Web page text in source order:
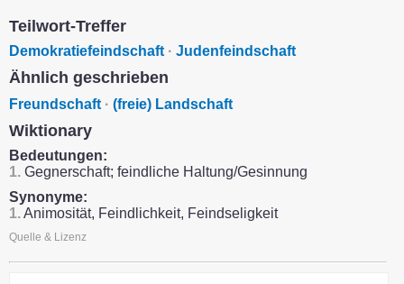
Teilwort-Treffer
Demokratiefeindschaft · Judenfeindschaft
Ähnlich geschrieben
Freundschaft · (freie) Landschaft
Wiktionary
Bedeutungen:
1. Gegnerschaft; feindliche Haltung/Gesinnung
Synonyme:
1.Animosität, Feindlichkeit, Feindseligkeit
Quelle & Lizenz